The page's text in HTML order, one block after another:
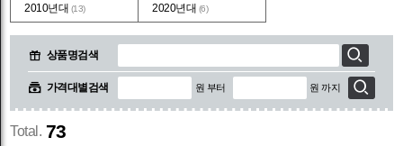
2010년대 (13) 2020년대 (6)
상품명검색
가격대별검색 원 부터 원 까지
Total. 73